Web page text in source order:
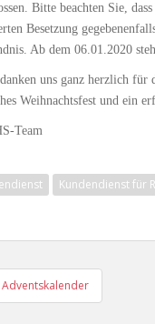
Bitte beachten Sie,
Besetzung
Ab dem 06.01.2020
uns ganz herzlich für
Weihnachtsfest und ein
Team
Kundendienst für